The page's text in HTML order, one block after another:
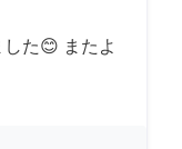
た😊 またよ